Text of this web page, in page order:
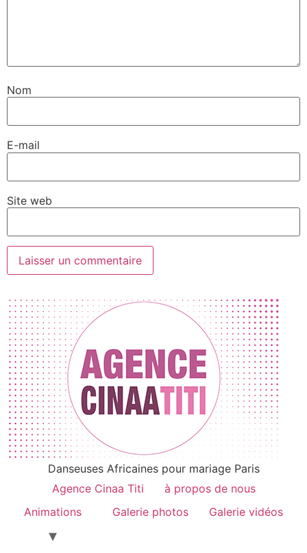
Nom
E-mail
Site web
Danseuses Africaines pour mariage Paris
Agence Cinaa Titi
à propos de nous
Animations
Galerie photos Galerie vidéos